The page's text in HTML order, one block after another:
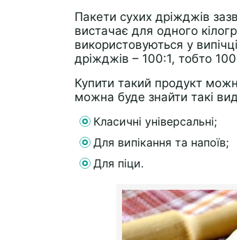
Пакети сухих дріжджів
вистачає для одного
використовуються у
дріжджів – 100:1, тобто
Купити такий продукт
можна буде знайти такі
Класичні універсальні;
Для випікання та напоїв;
Для піци.